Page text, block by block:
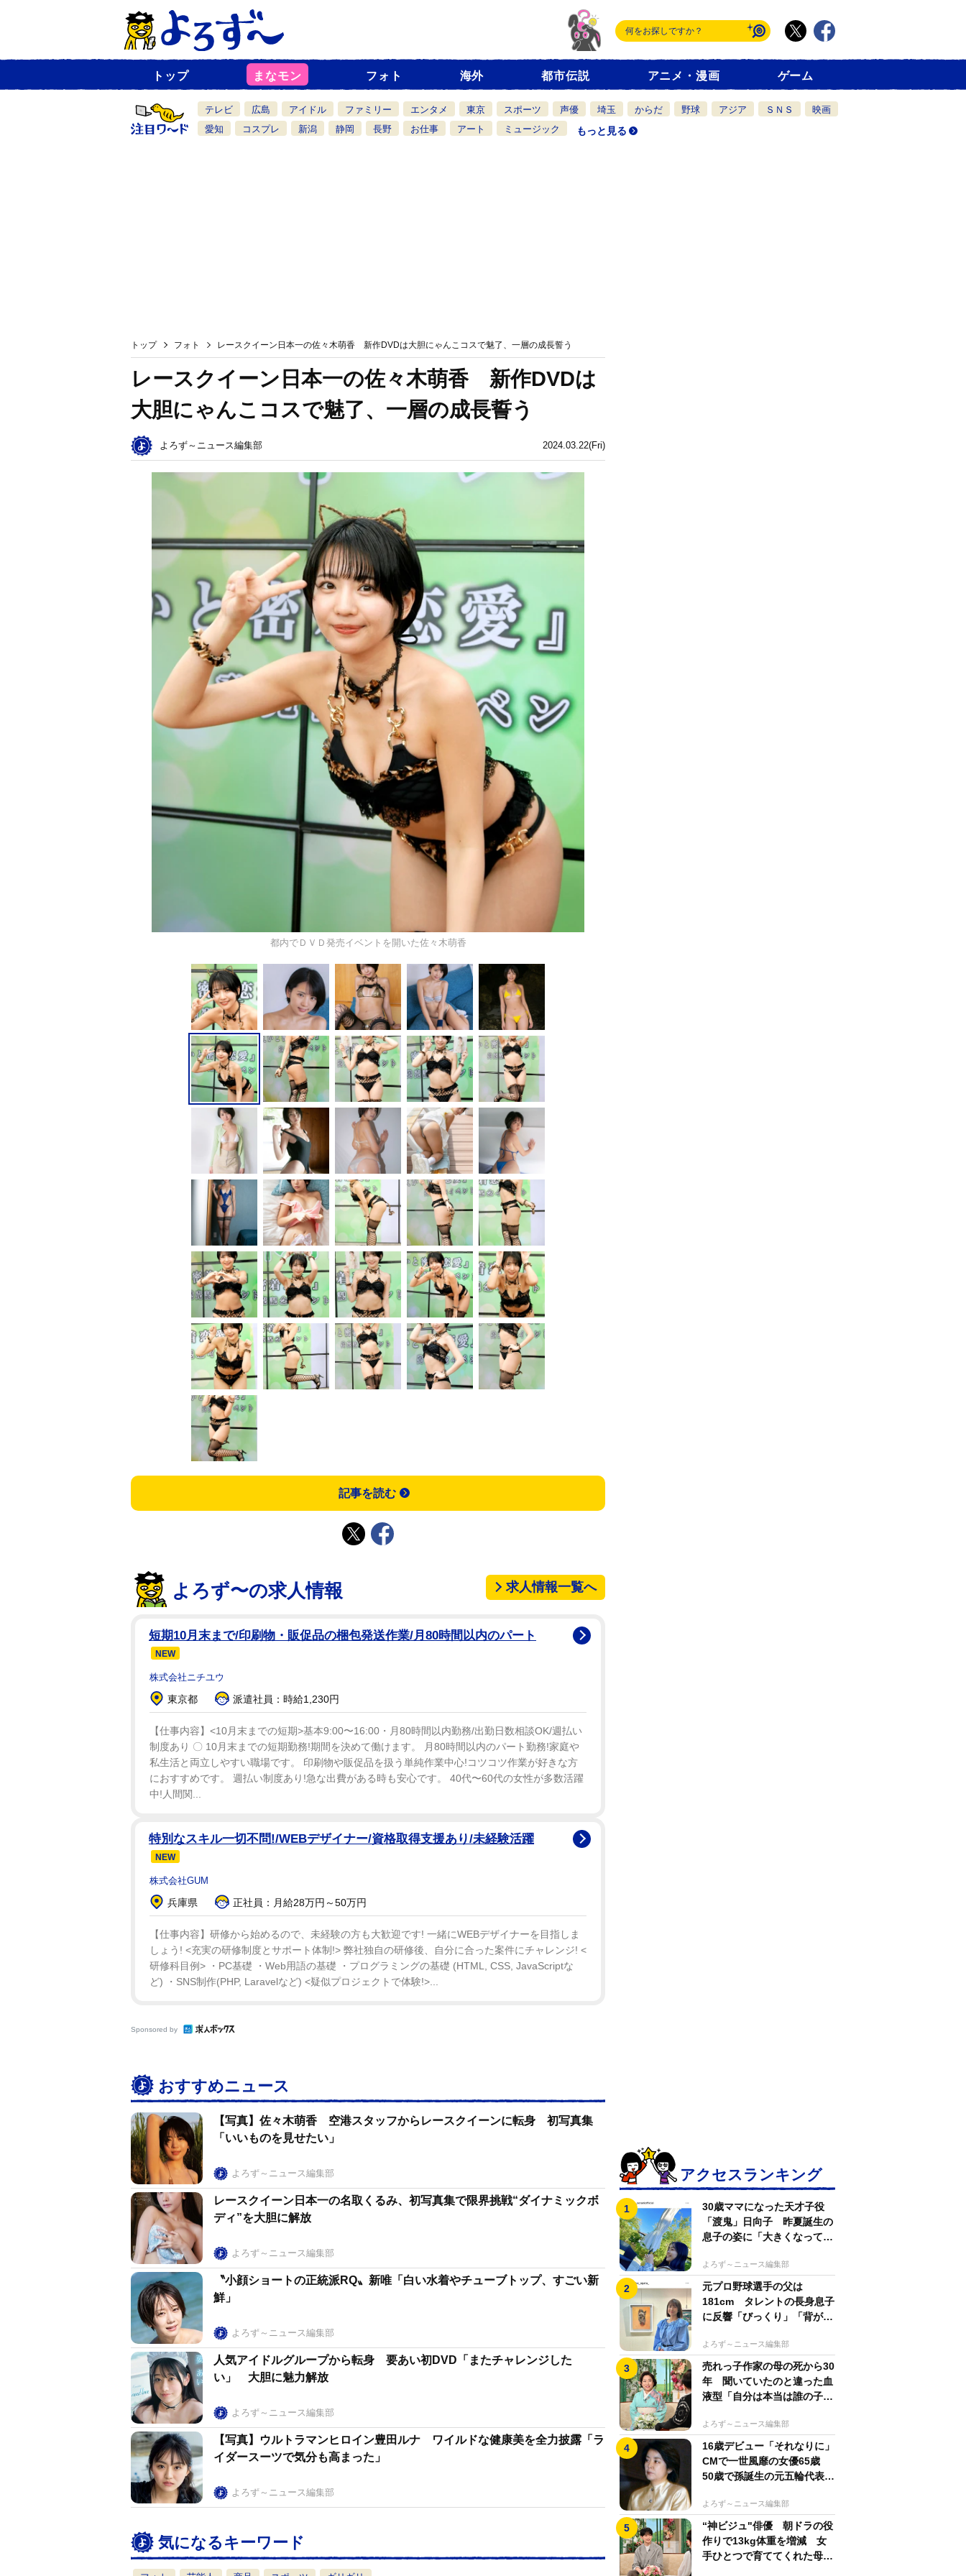
ュ
一
覧
トップ まなモン フォト 海外 都市伝説 アニメ・漫画 ゲーム
テレビ 広島 アイドル ファミリー エンタメ 東京 スポーツ 声優 埼玉 からだ 野球 アジア ＳＮＳ
映画
愛知
コスプレ 新潟 静岡 長野 お仕事 アート ミュージック もっと見る
トップ フォト レースクイーン日本一の佐々木萌香 新作DVDは大胆にゃんこコスで魅了、一層の成長誓う
2024.03.22(Fri)
レースクイーン日本一の佐々木萌香 新作DVDは
大胆にゃんこコスで魅了、一層の成長誓う
よろず～ニュース編集部
都内でＤＶＤ発売イベントを開いた佐々木萌香
記事を読む
よろず〜の求人情報 求人情報一覧へ
短期10月末まで/印刷物・販促品の梱包発送作業/月80時間以内のパート
NEW
株式会社ニチユウ
東京都 派遣社員：時給1,230円
【仕事内容】<10月末までの短期>基本9:00〜16:00・月80時間以内勤務/出勤日数相談OK/週払い
制度あり 〇 10月末までの短期勤務!期間を決めて働けます。 月80時間以内のパート勤務!家庭や
私生活と両立しやすい職場です。 印刷物や販促品を扱う単純作業中心!コツコツ作業が好きな方
におすすめです。 週払い制度あり!急な出費がある時も安心です。 40代〜60代の女性が多数活躍
中!人間関...
特別なスキル一切不問!/WEBデザイナー/資格取得支援あり/未経験活躍
NEW
株式会社GUM
兵庫県 正社員：月給28万円～50万円
【仕事内容】研修から始めるので、未経験の方も大歓迎です! 一緒にWEBデザイナーを目指しま
しょう! <充実の研修制度とサポート体制!> 弊社独自の研修後、自分に合った案件にチャレンジ! <
研修科目例> ・PC基礎 ・Web用語の基礎 ・プログラミングの基礎 (HTML, CSS, JavaScriptな
ど) ・SNS制作(PHP, Laravelなど) <疑似プロジェクトで体験!>...
Sponsored by
おすすめニュース
【写真】佐々木萌香 空港スタッフからレースクイーンに転身 初写真集
「いいものを見せたい」
よろず～ニュース編集部
レースクイーン日本一の名取くるみ、初写真集で限界挑戦“ダイナミックボ
ディ”を大胆に解放
よろず～ニュース編集部
〝小顔ショートの正統派RQ〟新唯「白い水着やチューブトップ、すごい新
鮮」
よろず～ニュース編集部
人気アイドルグループから転身 要あい初DVD「またチャレンジした
い」 大胆に魅力解放
よろず～ニュース編集部
【写真】ウルトラマンヒロイン豊田ルナ ワイルドな健康美を全力披露「ラ
イダースーツで気分も高まった」
よろず～ニュース編集部
気になるキーワード
アクセスランキング
30歳ママになった天才子役
「渡鬼」日向子 昨夏誕生の
息子の姿に「大きくなって
よろず～ニュース編集部
元プロ野球選手の父は
181cm タレントの長身息子
に反響「びっくり」「背が高
よろず～ニュース編集部
売れっ子作家の母の死から30
年 聞いていたのと違った血
液型「自分は本当は誰の子
よろず～ニュース編集部
16歳デビュー「それなりに」
CMで一世風靡の女優65歳
50歳で孫誕生の元五輪代表と
よろず～ニュース編集部
“神ビジュ"俳優 朝ドラの役
作りで13kg体重を増減 女
手ひとつで育ててくれた母へ